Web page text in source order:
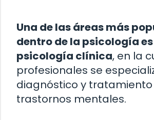
Una de las áreas más
dentro de la psicología
psicología clínica, en la
profesionales se
diagnóstico y tratamiento
trastornos mentales.